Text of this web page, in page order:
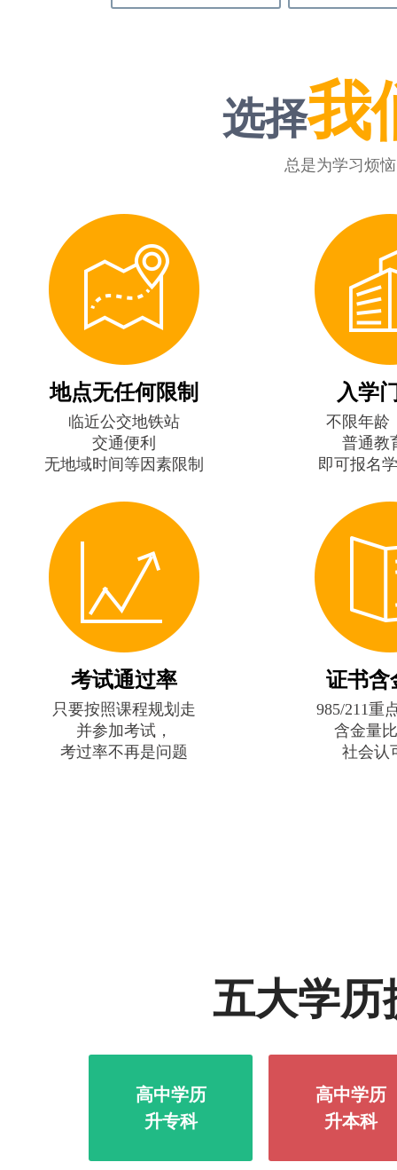
选择我
总是为学习烦
地点无任何限制
临近公交地铁站
交通便利
无地域时间等因素限制
入学
不限年龄
普通教
即可报名
考试通过率
只要按照课程规划走
并参加考试，
考过率不再是问题
证书含
985/211重
含金量
社会认
五大学历
高中学历
升专科
高中学历
升本科